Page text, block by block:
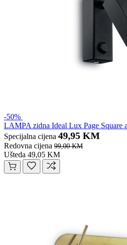
-50%
LAMPA zidna Ideal Lux Page Square
Specijalna cijena 49,95 KM
Redovna cijena 99,00 KM
Ušteda 49,05 KM